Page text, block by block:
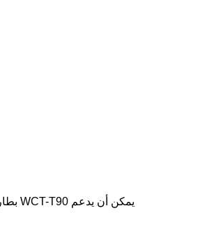
يمكن أن يدعم WCT-T90 بطارية ضخمة تبلغ 5800 مللي أمبير في الساعة.هذا يعني أنه يمكنك تشغيله لفترة أطول وأنك تحتاج إلى شحنه من حين لآخر فقط.